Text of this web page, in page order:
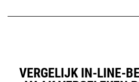
VERGELIJK IN-LINE-